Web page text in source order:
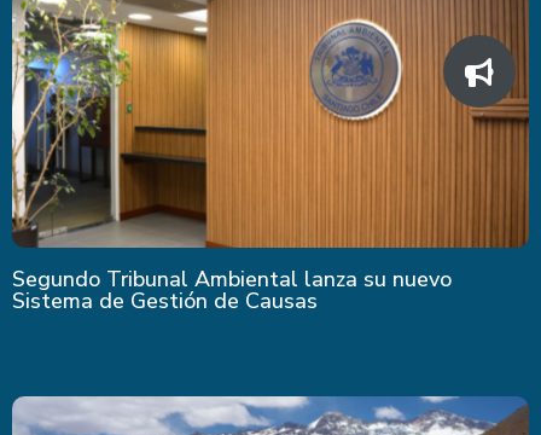
Segundo Tribunal Ambiental lanza su nuevo
Sistema de Gestión de Causas